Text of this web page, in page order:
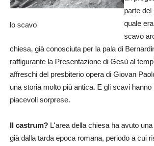
lo scavo
parte del
quale
scavo
chiesa, già conosciuta per la pala di
raffigurante la Presentazione di Gesù al
affreschi del presbiterio opera di Giovan
una storia molto più antica. E gli scavi
piacevoli sorprese.
Il castrum? L'area della chiesa ha avuto
già dalla tarda epoca romana, periodo a cui